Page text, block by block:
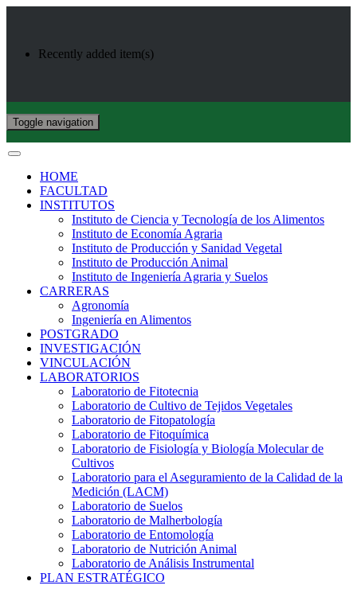
Recently added item(s)
Toggle navigation
HOME
FACULTAD
INSTITUTOS
Instituto de Ciencia y Tecnología de los Alimentos
Instituto de Economía Agraria
Instituto de Producción y Sanidad Vegetal
Instituto de Producción Animal
Instituto de Ingeniería Agraria y Suelos
CARRERAS
Agronomía
Ingeniería en Alimentos
POSTGRADO
INVESTIGACIÓN
VINCULACIÓN
LABORATORIOS
Laboratorio de Fitotecnia
Laboratorio de Cultivo de Tejidos Vegetales
Laboratorio de Fitopatología
Laboratorio de Fitoquímica
Laboratorio de Fisiología y Biología Molecular de
Cultivos
Laboratorio para el Aseguramiento de la Calidad de la
Medición (LACM)
Laboratorio de Suelos
Laboratorio de Malherbología
Laboratorio de Entomología
Laboratorio de Nutrición Animal
Laboratorio de Análisis Instrumental
PLAN ESTRATÉGICO